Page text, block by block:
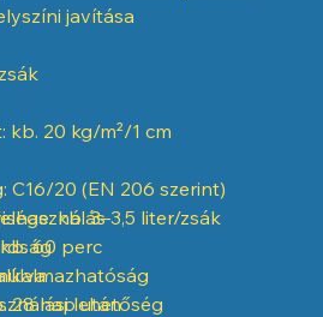
javítása
kb. 20 kg/m²/1 cm
C16/20 (EN 206 szerint)
kb. 3–3,5 liter/zsák
60 perc
28 nap után
lehetőség